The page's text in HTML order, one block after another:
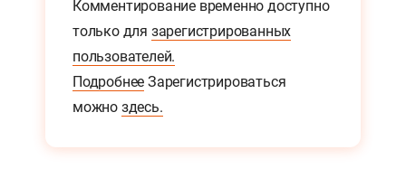
Комментирование временно доступно
только для зарегистрированных
пользователей.
Подробнее Зарегистрироваться
можно здесь.